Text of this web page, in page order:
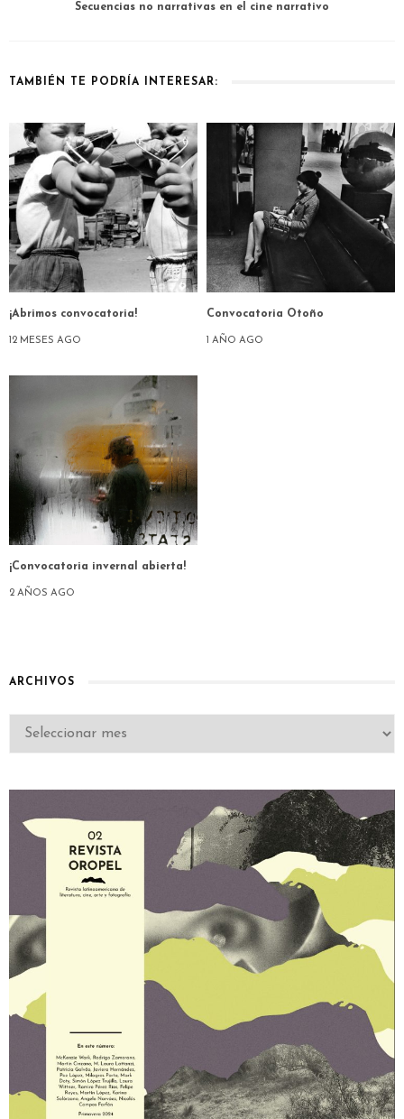
Secuencias no narrativas en el cine narrativo
TAMBIÉN TE PODRÍA INTERESAR:
¡Abrimos convocatoria!
12 MESES AGO
Convocatoria Otoño
1 AÑO AGO
¡Convocatoria invernal abierta!
2 AÑOS AGO
ARCHIVOS